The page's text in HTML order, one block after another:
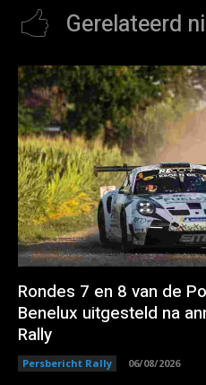
Gerelateerd
Rondes 7 en 8 van de
Benelux uitgesteld na
Rally
Persbericht Rally 06/08/2026